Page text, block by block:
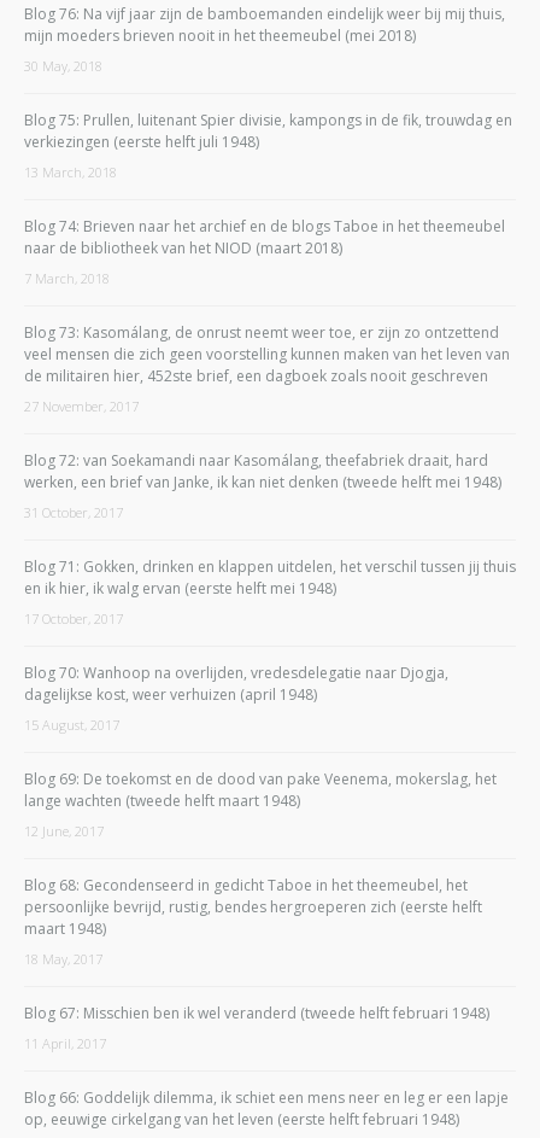
Blog 76: Na vijf jaar zijn de bamboemanden eindelijk weer bij mij thuis,
mijn moeders brieven nooit in het theemeubel (mei 2018)
30 May, 2018
Blog 75: Prullen, luitenant Spier divisie, kampongs in de fik, trouwdag en
verkiezingen (eerste helft juli 1948)
13 March, 2018
Blog 74: Brieven naar het archief en de blogs Taboe in het theemeubel
naar de bibliotheek van het NIOD (maart 2018)
7 March, 2018
Blog 73: Kasomálang, de onrust neemt weer toe, er zijn zo ontzettend
veel mensen die zich geen voorstelling kunnen maken van het leven van
de militairen hier, 452ste brief, een dagboek zoals nooit geschreven
27 November, 2017
Blog 72: van Soekamandi naar Kasomálang, theefabriek draait, hard
werken, een brief van Janke, ik kan niet denken (tweede helft mei 1948)
31 October, 2017
Blog 71: Gokken, drinken en klappen uitdelen, het verschil tussen jij thuis
en ik hier, ik walg ervan (eerste helft mei 1948)
17 October, 2017
Blog 70: Wanhoop na overlijden, vredesdelegatie naar Djogja,
dagelijkse kost, weer verhuizen (april 1948)
15 August, 2017
Blog 69: De toekomst en de dood van pake Veenema, mokerslag, het
lange wachten (tweede helft maart 1948)
12 June, 2017
Blog 68: Gecondenseerd in gedicht Taboe in het theemeubel, het
persoonlijke bevrijd, rustig, bendes hergroeperen zich (eerste helft
maart 1948)
18 May, 2017
Blog 67: Misschien ben ik wel veranderd (tweede helft februari 1948)
11 April, 2017
Blog 66: Goddelijk dilemma, ik schiet een mens neer en leg er een lapje
op, eeuwige cirkelgang van het leven (eerste helft februari 1948)